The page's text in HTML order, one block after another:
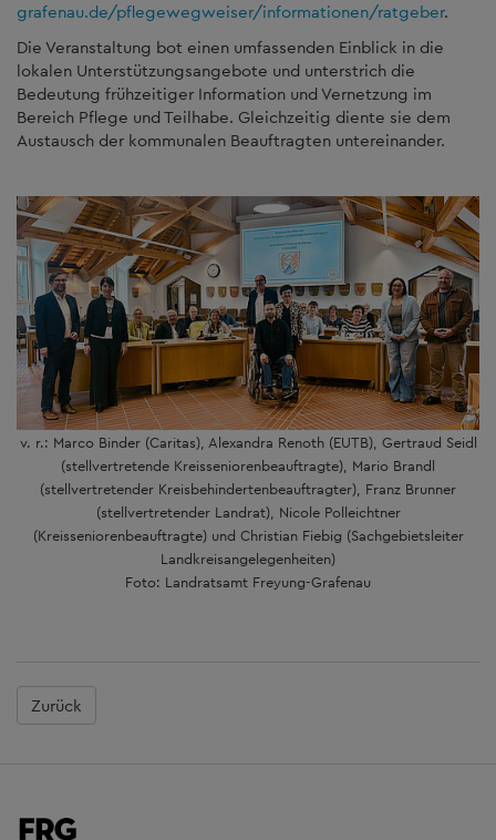
grafenau.de/pflegewegweiser/informationen/ratgeber.
Die Veranstaltung bot einen umfassenden Einblick in die
lokalen Unterstützungsangebote und unterstrich die
Bedeutung frühzeitiger Information und Vernetzung im
Bereich Pflege und Teilhabe. Gleichzeitig diente sie dem
Austausch der kommunalen Beauftragten untereinander.
v. r.: Marco Binder (Caritas), Alexandra Renoth (EUTB), Gertraud Seidl
(stellvertretende Kreisseniorenbeauftragte), Mario Brandl
(stellvertretender Kreisbehindertenbeauftragter), Franz Brunner
(stellvertretender Landrat), Nicole Polleichtner
(Kreisseniorenbeauftragte) und Christian Fiebig (Sachgebietsleiter
Landkreisangelegenheiten)
Foto: Landratsamt Freyung-Grafenau
Zurück